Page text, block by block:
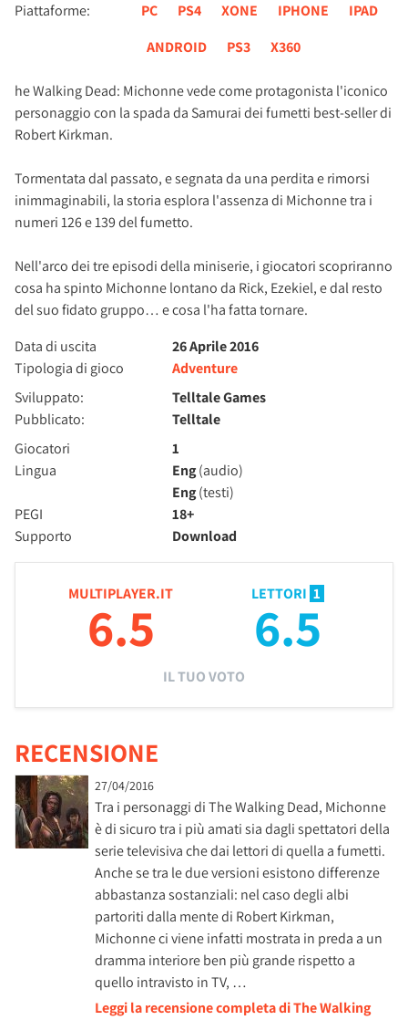
Piattaforme: PC PS4 XONE IPHONE
IPAD
ANDROID
PS3 X360
he Walking Dead: Michonne vede come protagonista l'iconico
personaggio con la spada da Samurai dei fumetti best-seller di
Robert Kirkman.
Tormentata dal passato, e segnata da una perdita e rimorsi
inimmaginabili, la storia esplora l'assenza di Michonne tra i
numeri 126 e 139 del fumetto.
Nell'arco dei tre episodi della miniserie, i giocatori scopriranno
cosa ha spinto Michonne lontano da Rick, Ezekiel, e dal resto
del suo fidato gruppo… e cosa l'ha fatta tornare.
Data di uscita
26 Aprile 2016
Tipologia di gioco
Adventure
Sviluppato:
Telltale Games
Pubblicato:
Telltale
Giocatori
1
Lingua
Eng(audio)
Eng(testi)
PEGI
18+
Supporto
Download
MULTIPLAYER.IT
6.5
LETTORI 1
6.5
IL TUO VOTO
RECENSIONE
27/04/2016
Tra i personaggi di The Walking Dead, Michonne
è di sicuro tra i più amati sia dagli spettatori della
serie televisiva che dai lettori di quella a fumetti.
Anche se tra le due versioni esistono differenze
abbastanza sostanziali: nel caso degli albi
partoriti dalla mente di Robert Kirkman,
Michonne ci viene infatti mostrata in preda a un
dramma interiore ben più grande rispetto a
quello intravisto in TV, …
Leggi la recensione completa di The Walking